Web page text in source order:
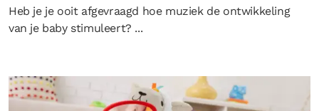
Heb je je ooit afgevraagd hoe muziek de ontwikkeling
van je baby stimuleert? ...